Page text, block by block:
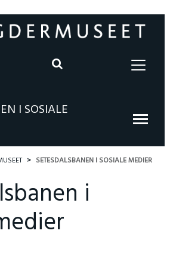
I SOSIALE
SETESDALSBANEN I SOSIALE MEDIER
i